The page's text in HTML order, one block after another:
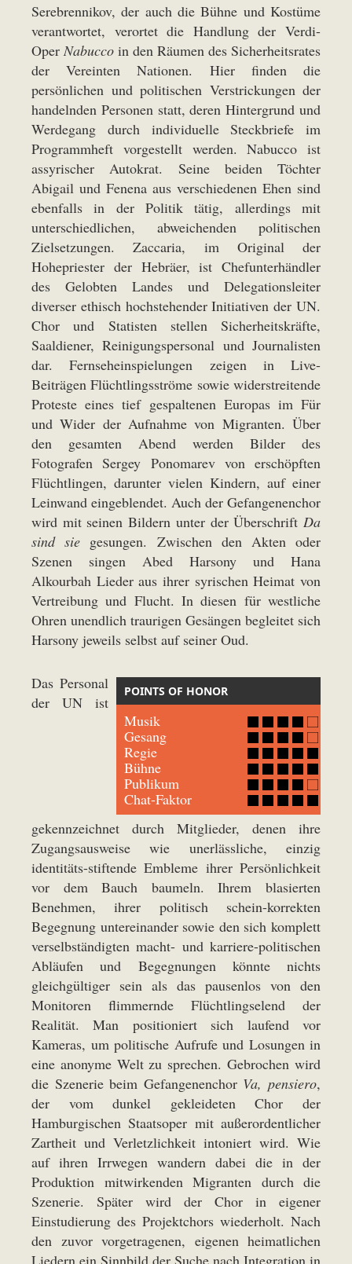
Serebrennikov, der auch die Bühne und Kostüme
verantwortet, verortet die Handlung der Verdi-
Oper Nabucco in den Räumen des Sicherheitsrates
der Vereinten Nationen. Hier finden die
persönlichen und politischen Verstrickungen der
handelnden Personen statt, deren Hintergrund und
Werdegang durch individuelle Steckbriefe im
Programmheft vorgestellt werden. Nabucco ist
assyrischer Autokrat. Seine beiden Töchter
Abigail und Fenena aus verschiedenen Ehen sind
ebenfalls in der Politik tätig, allerdings mit
unterschiedlichen, abweichenden politischen
Zielsetzungen. Zaccaria, im Original der
Hohepriester der Hebräer, ist Chefunterhändler
des Gelobten Landes und Delegationsleiter
diverser ethisch hochstehender Initiativen der UN.
Chor und Statisten stellen Sicherheitskräfte,
Saaldiener, Reinigungspersonal und Journalisten
dar. Fernseheinspielungen zeigen in Live-
Beiträgen Flüchtlingsströme sowie widerstreitende
Proteste eines tief gespaltenen Europas im Für
und Wider der Aufnahme von Migranten. Über
den gesamten Abend werden Bilder des
Fotografen Sergey Ponomarev von erschöpften
Flüchtlingen, darunter vielen Kindern, auf einer
Leinwand eingeblendet. Auch der Gefangenenchor
wird mit seinen Bildern unter der Überschrift Da
sind sie gesungen. Zwischen den Akten oder
Szenen singen Abed Harsony und Hana
Alkourbah Lieder aus ihrer syrischen Heimat von
Vertreibung und Flucht. In diesen für westliche
Ohren unendlich traurigen Gesängen begleitet sich
Harsony jeweils selbst auf seiner Oud.
POINTS OF HONOR
Musik
Gesang
Regie
Bühne
Publikum
Chat-Faktor
Das Personal
der UN ist
gekennzeichnet durch Mitglieder, denen ihre
Zugangsausweise wie unerlässliche, einzig
identitäts-stiftende Embleme ihrer Persönlichkeit
vor dem Bauch baumeln. Ihrem blasierten
Benehmen, ihrer politisch schein-korrekten
Begegnung untereinander sowie den sich komplett
verselbständigten macht- und karriere-politischen
Abläufen und Begegnungen könnte nichts
gleichgültiger sein als das pausenlos von den
Monitoren flimmernde Flüchtlingselend der
Realität. Man positioniert sich laufend vor
Kameras, um politische Aufrufe und Losungen in
eine anonyme Welt zu sprechen. Gebrochen wird
die Szenerie beim Gefangenenchor Va, pensiero,
der vom dunkel gekleideten Chor der
Hamburgischen Staatsoper mit außerordentlicher
Zartheit und Verletzlichkeit intoniert wird. Wie
auf ihren Irrwegen wandern dabei die in der
Produktion mitwirkenden Migranten durch die
Szenerie. Später wird der Chor in eigener
Einstudierung des Projektchors wiederholt. Nach
den zuvor vorgetragenen, eigenen heimatlichen
Liedern ein Sinnbild der Suche nach Integration in